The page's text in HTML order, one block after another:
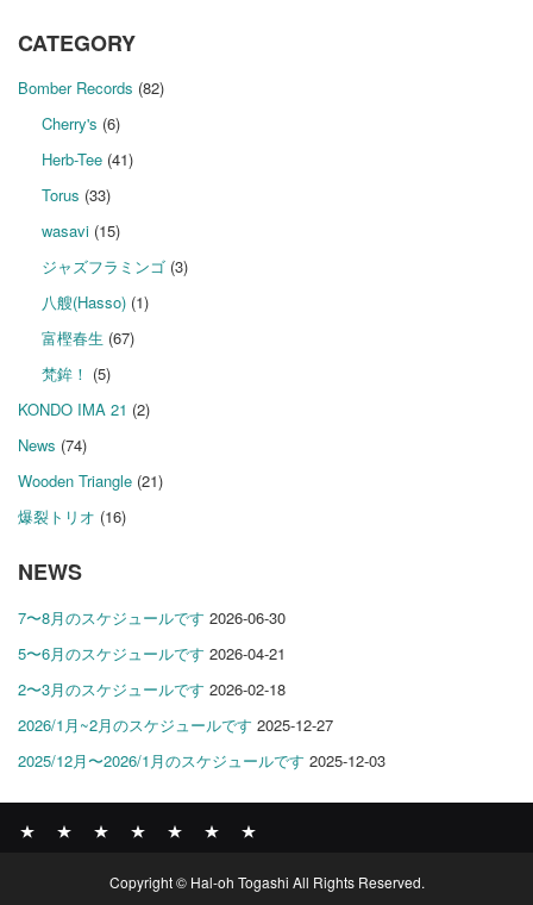
CATEGORY
Bomber Records (82)
Cherry's (6)
Herb-Tee(41)
Torus (33)
wasavi(15)
ジャズフラミンゴ(3)
八艘(Hasso)(1)
富樫春生 (67)
梵鉾！ (5)
KONDO IMA 21 (2)
News (74)
Wooden Triangle (21)
爆裂トリオ (16)
NEWS
7〜8月のスケジュールです 2026-06-30
5〜6月のスケジュールです 2026-04-21
2〜3月のスケジュールです 2026-02-18
2026/1月~2月のスケジュールです 2025-12-27
2025/12月〜2026/1月のスケジュールです 2025-12-03
RECORDS
PROFILE
Copyright © Hal-oh Togashi All Rights Reserved.